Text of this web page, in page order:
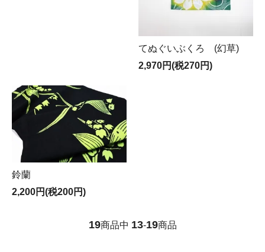
てぬぐいぶくろ (幻草)
2,970円(税270円)
鈴蘭
2,200円(税200円)
19商品中 13-19商品